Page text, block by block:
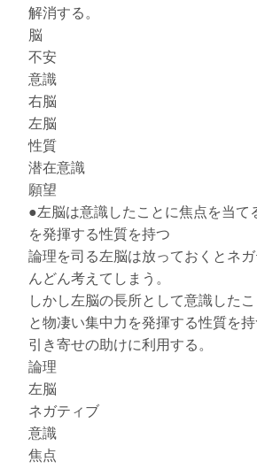
解消する。
脳
不安
意識
右脳
左脳
性質
潜在意識
願望
●左脳は意識したことに焦点を当て
を発揮する性質を持つ
論理を司る左脳は放っておくとネ
んどん考えてしまう。
しかし左脳の長所として意識した
と物凄い集中力を発揮する性質を
引き寄せの助けに利用する。
論理
左脳
ネガティブ
意識
焦点